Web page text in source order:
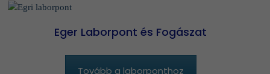
Eger Laborpont és Fogászat
Tovább a laborponthoz